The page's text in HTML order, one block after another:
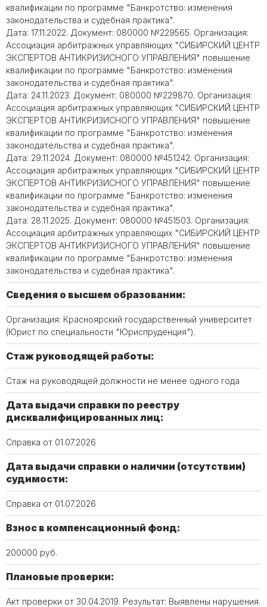
квалификации по программе "Банкротство: изменения
законодательства и судебная практика".
Дата: 17.11.2022. Документ: 080000 №229565. Организация:
Ассоциация арбитражных управляющих "СИБИРСКИЙ ЦЕНТР
ЭКСПЕРТОВ АНТИКРИЗИСНОГО УПРАВЛЕНИЯ" повышение
квалификации по программе "Банкротство: изменения
законодательства и судебная практика".
Дата: 24.11.2023. Документ: 080000 №229870. Организация:
Ассоциация арбитражных управляющих "СИБИРСКИЙ ЦЕНТР
ЭКСПЕРТОВ АНТИКРИЗИСНОГО УПРАВЛЕНИЯ" повышение
квалификации по программе "Банкротство: изменения
законодательства и судебная практика".
Дата: 29.11.2024. Документ: 080000 №451242. Организация:
Ассоциация арбитражных управляющих "СИБИРСКИЙ ЦЕНТР
ЭКСПЕРТОВ АНТИКРИЗИСНОГО УПРАВЛЕНИЯ" повышение
квалификации по программе "Банкротство: изменения
законодательства и судебная практика".
Дата: 28.11.2025. Документ: 080000 №451503. Организация:
Ассоциация арбитражных управляющих "СИБИРСКИЙ ЦЕНТР
ЭКСПЕРТОВ АНТИКРИЗИСНОГО УПРАВЛЕНИЯ" повышение
квалификации по программе "Банкротство: изменения
законодательства и судебная практика".
Сведения о высшем образовании:
Организация: Красноярский государственный университет
(Юрист по специальности "Юриспруденция").
Стаж руководящей работы:
Стаж на руководящей должности не менее одного года
Дата выдачи справки по реестру
дисквалифицированных лиц:
Справка от 01.07.2026
Дата выдачи справки о наличии (отсутствии)
судимости:
Справка от 01.07.2026
Взнос в компенсационный фонд:
200000 руб.
Плановые проверки:
Акт проверки от 30.04.2019. Результат: Выявлены нарушения.